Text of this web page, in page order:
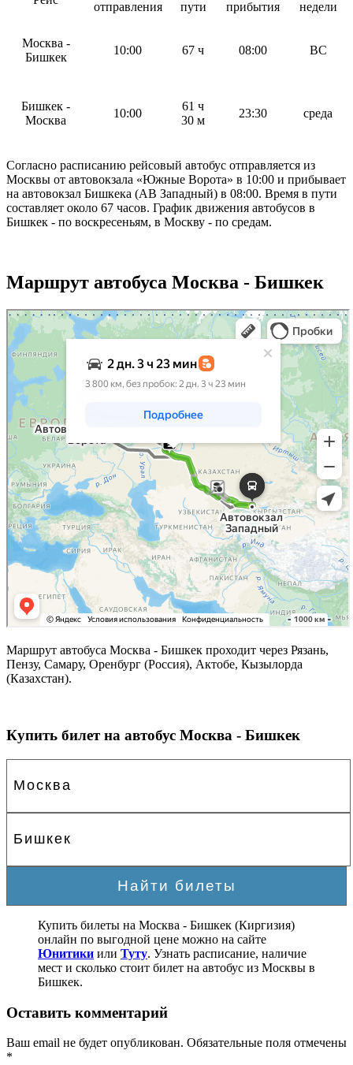
отправления пути прибытия недели
Москва -
Бишкек
10:00 67 ч 08:00 ВС
Бишкек -
Москва
10:00
61 ч
30 м
23:30 среда
Согласно расписанию рейсовый автобус отправляется из
Москвы от автовокзала «Южные Ворота» в 10:00 и прибывает
на автовокзал Бишкека (АВ Западный) в 08:00. Время в пути
составляет около 67 часов. График движения автобусов в
Бишкек - по воскресеньям, в Москву - по средам.
Маршрут автобуса Москва - Бишкек
Маршрут автобуса Москва - Бишкек проходит через Рязань,
Пензу, Самару, Оренбург (Россия), Актобе, Кызылорда
(Казахстан).
Купить билет на автобус Москва - Бишкек
Купить билеты на Москва - Бишкек (Киргизия)
онлайн по выгодной цене можно на сайте
Юнитики или Туту. Узнать расписание, наличие
мест и сколько стоит билет на автобус из Москвы в
Бишкек.
Оставить комментарий
Ваш email не будет опубликован. Обязательные поля отмечены
*